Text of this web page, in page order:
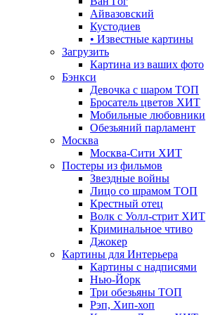
Айвазовский
Кустодиев
• Известные картины
Загрузить
Картина из ваших фото
Бэнкси
Девочка с шаром ТОП
Бросатель цветов ХИТ
Мобильные любовники
Обезьяний парламент
Москва
Москва-Сити ХИТ
Постеры из фильмов
Звездные войны
Лицо со шрамом ТОП
Крестный отец
Волк с Уолл-стрит ХИТ
Криминальное чтиво
Джокер
Картины для Интерьера
Картины с надписями
Нью-Йорк
Три обезьяны ТОП
Рэп, Хип-хоп